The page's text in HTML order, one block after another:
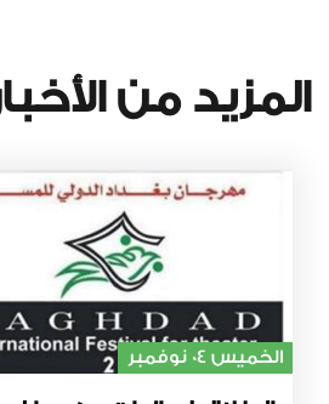
المزيد من
الخميس 04 نوفمبر